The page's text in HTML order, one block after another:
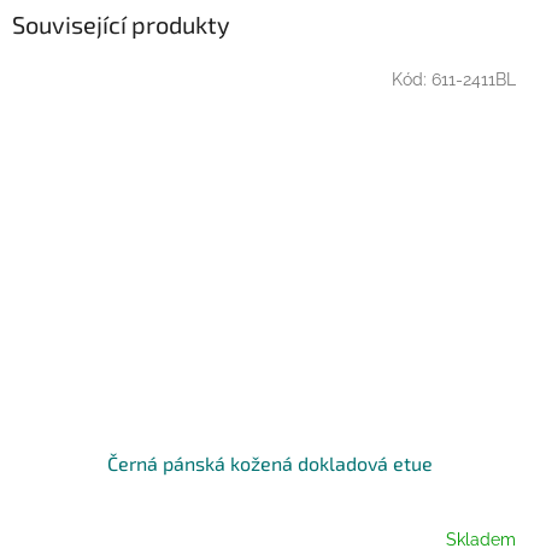
Související produkty
Černá pánská kožená dokladová etue
Skladem
Kód: 611-2411BL